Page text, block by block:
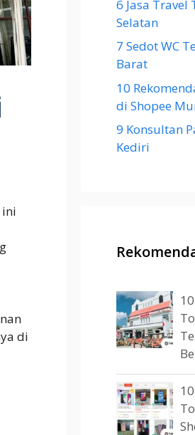
ini
di
6 Jasa
Selatan
7 Sedot WC
Barat
10
di Shopee
9 Konsultan
Kediri